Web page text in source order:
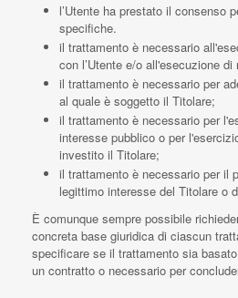
l’Utente ha prestato il consenso
specifiche.
il trattamento è necessario
con l’Utente e/o all'esecuzione
il trattamento è necessario per
al quale è soggetto il Titolare;
il trattamento è necessario per
interesse pubblico o per
investito il Titolare;
il trattamento è necessario per il
legittimo interesse del Titolare o
È comunque sempre possibile
concreta base giuridica di ciascun
specificare se il trattamento sia
un contratto o necessario per